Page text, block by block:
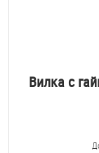
Вилка с